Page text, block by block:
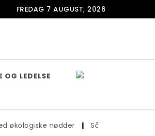
FREDAG 7 AUGUST, 2026
OG LEDELSE
nødder | Sådan vælger du det